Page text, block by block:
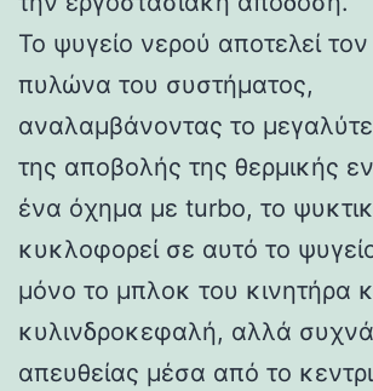
Το ψυγείο νερού αποτελεί τον
πυλώνα του συστήματος,
αναλαμβάνοντας το
της αποβολής της θερμικής
ένα όχημα με turbo, το
κυκλοφορεί σε αυτό το
μόνο το μπλοκ του κινητήρα
κυλινδροκεφαλή, αλλά
απευθείας μέσα από το